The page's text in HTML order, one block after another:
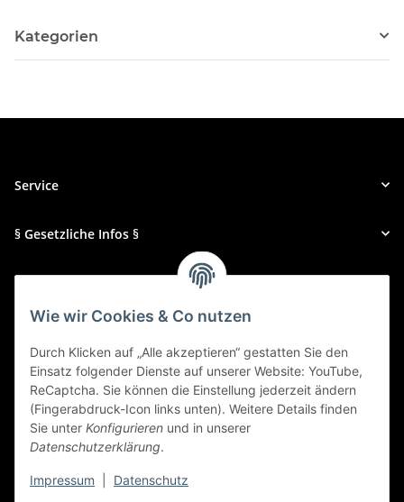
Wie wir Cookies & Co nutzen
Durch Klicken auf „Alle akzeptieren“ gestatten Sie den
Einsatz folgender Dienste auf unserer Website: YouTube,
ReCaptcha. Sie können die Einstellung jederzeit ändern
(Fingerabdruck-Icon links unten). Weitere Details finden
Sie unter Konfigurieren und in unserer
Datenschutzerklärung.
Impressum Datenschutz
Kategorien
Service
§ Gesetzliche Infos §
Zahlungsmethoden